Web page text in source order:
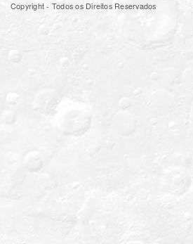
Copyright - Todos os Direitos Reservados